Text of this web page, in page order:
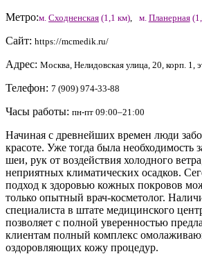
Метро:м. Сходненская (1,1 км) м. Планерная
Сайт: https://mcmedik.ru/
Адрес: Москва, Нелидовская улица, 20, корп. 1,
Телефон: 7 (909) 974-33-88
Часы работы: пн-пт 09:00–21:00
Начиная с древнейших времен люди
красоте. Уже тогда была необходимость
шеи, рук от воздействия холодного
неприятных климатических осадков.
подход к здоровью кожных покровов
только опытный врач-косметолог.
специалиста в штате медицинского
позволяет с полной уверенностью
клиентам полный комплекс
оздоровляющих кожу процедур.